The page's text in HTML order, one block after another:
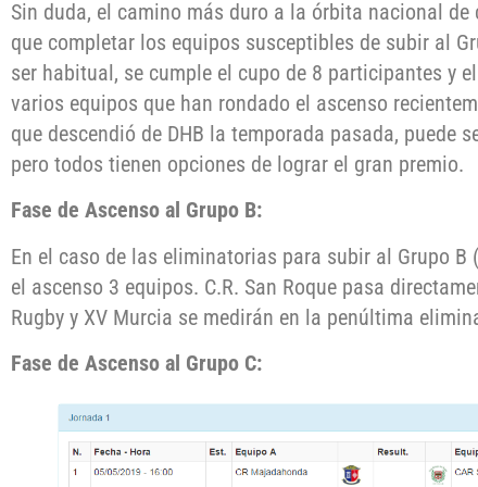
Sin duda, el camino más duro a la órbita nacional
que completar los equipos susceptibles de subir al
ser habitual, se cumple el cupo de 8 participantes y
varios equipos que han rondado el ascenso
que descendió de DHB la temporada pasada, puede
pero todos tienen opciones de lograr el gran premio.
Fase de Ascenso al Grupo B:
En el caso de las eliminatorias para subir al Grupo B
el ascenso 3 equipos. C.R. San Roque pasa
Rugby y XV Murcia se medirán en la penúltima
Fase de Ascenso al Grupo C: